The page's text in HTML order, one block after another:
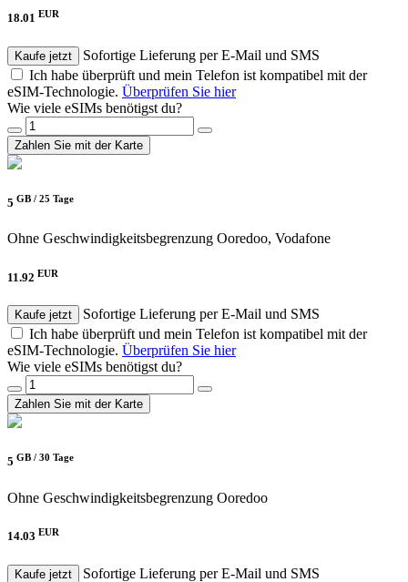
18.01 EUR
Kaufe jetzt
Sofortige Lieferung per E-Mail und SMS
Ich habe überprüft und mein Telefon ist kompatibel mit der
eSIM-Technologie. Überprüfen Sie hier
Wie viele eSIMs benötigst du?
Zahlen Sie mit der Karte
5 GB / 25 Tage
Ohne Geschwindigkeitsbegrenzung Ooredoo, Vodafone
11.92 EUR
Kaufe jetzt
Sofortige Lieferung per E-Mail und SMS
Ich habe überprüft und mein Telefon ist kompatibel mit der
eSIM-Technologie. Überprüfen Sie hier
Wie viele eSIMs benötigst du?
Zahlen Sie mit der Karte
5 GB / 30 Tage
Ohne Geschwindigkeitsbegrenzung Ooredoo
14.03 EUR
Kaufe jetzt
Sofortige Lieferung per E-Mail und SMS